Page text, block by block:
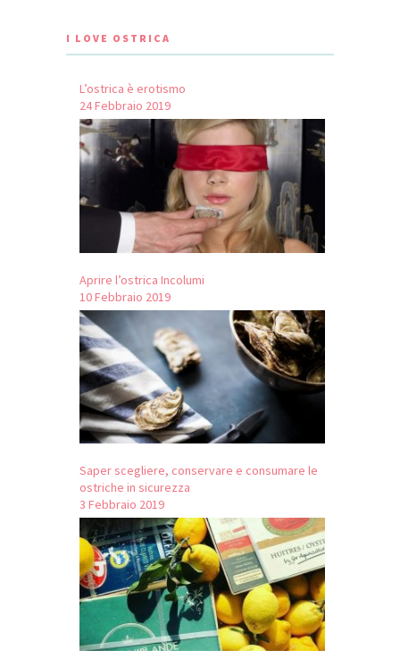
I LOVE OSTRICA
L’ostrica è erotismo
24 Febbraio 2019
Aprire l’ostrica Incolumi
10 Febbraio 2019
Saper scegliere, conservare e consumare le
ostriche in sicurezza
3 Febbraio 2019